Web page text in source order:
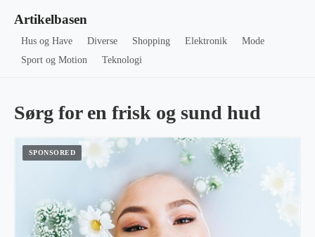
Artikelbasen
Hus og Have Diverse Shopping Elektronik
Mode
Sport og Motion
Teknologi
Sørg for en frisk og sund hud